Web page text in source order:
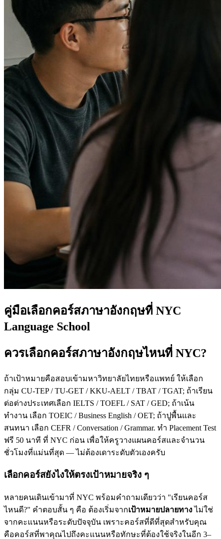
คู่มือเลือกคอร์สภาษาอังกฤษที่ NYC
Language School
ควรเลือกคอร์สภาษาอังกฤษไหนที่ NYC?
ถ้าเป้าหมายคือสอบเข้ามหาวิทยาลัยไทยหรือแพทย์ ให้เลือก
กลุ่ม CU-TEP / TU-GET / KKU-AELT / TBAT / TGAT; ถ้าเรียน
ต่อต่างประเทศเลือก IELTS / TOEFL / SAT / GED; ถ้าเน้น
ทำงาน เลือก TOEIC / Business English / OET; ถ้าปูพื้นและ
สนทนา เลือก CEFR / Conversation / Grammar. ทำ Placement Test
ฟรี 50 นาที ที่ NYC ก่อน เพื่อให้ครูวางแผนคอร์สและจำนวน
ชั่วโมงที่แม่นที่สุด — ไม่ต้องเดาระดับตัวเองครับ
เลือกคอร์สยังไงให้ตรงเป้าหมายจริง ๆ
หลายคนเดินเข้ามาที่ NYC พร้อมคำถามเดียวว่า "เรียนคอร์ส
ไหนดี?" คำตอบสั้น ๆ คือ ต้องเริ่มจากเป้าหมายปลายทางไม่ใช่
จากคะแนนหรือระดับปัจจุบัน เพราะคอร์สที่ดีที่สุดสำหรับคุณ
คือคอร์สที่พาคุณไปถึงคะแนนหรือทักษะที่ต้องใช้จริงในอีก 3–